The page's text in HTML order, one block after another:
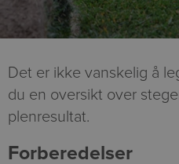
Det er ikke vanskelig å
du en oversikt over
plenresultat.
Forberedelser